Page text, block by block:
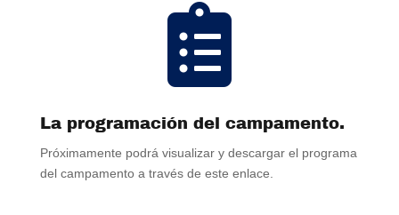

La programación del campamento.
Próximamente podrá visualizar y descargar el programa
del campamento a través de este enlace.